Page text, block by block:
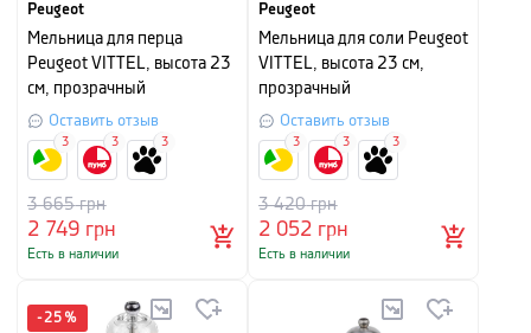
Peugeot
Мельница для перца
Peugeot VITTEL, высота 23
см, прозрачный
Оставить отзыв
2 749 грн
3 665грн
Есть в наличии
3 3 3
Peugeot
Мельница для соли Peugeot
VITTEL, высота 23 см,
прозрачный
Оставить отзыв
2 052 грн
3 420грн
Есть в наличии
3 3 3
-25 %